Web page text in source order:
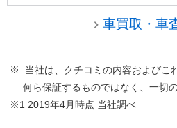
車買取・車
※ 当社は、クチコミの内容およびこ
何ら保証するものではなく、一切
※1 2019年4月時点 当社調べ